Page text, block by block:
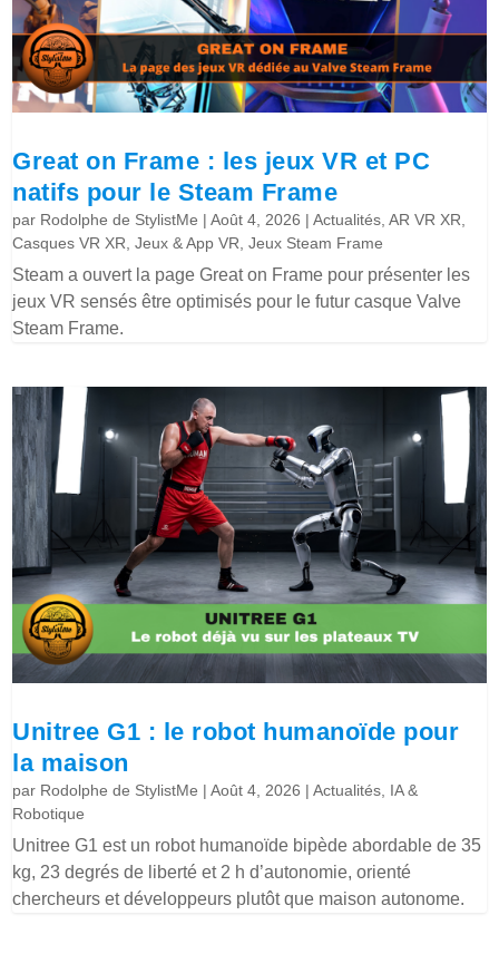
Great on Frame : les jeux VR et PC
natifs pour le Steam Frame
par Rodolphe de StylistMe |Août 4, 2026 |Actualités ,AR VR XR
Casques VR XR ,Jeux & App VR ,Jeux Steam Frame
Steam a ouvert la page Great on Frame pour présenter les
jeux VR sensés être optimisés pour le futur casque Valve
Steam Frame.
Unitree G1 : le robot humanoïde pour
la maison
par Rodolphe de StylistMe |Août 4, 2026 |Actualités IA &
Robotique
Unitree G1 est un robot humanoïde bipède abordable de 35
kg, 23 degrés de liberté et 2 h d’autonomie, orienté
chercheurs et développeurs plutôt que maison autonome.